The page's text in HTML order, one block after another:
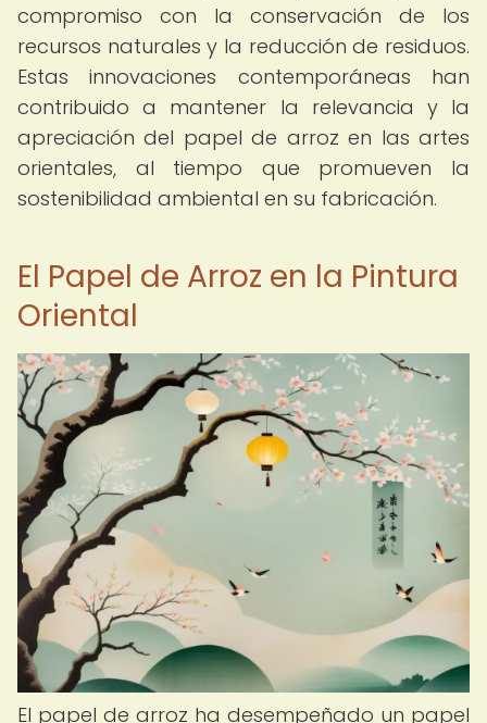
compromiso con la conservación de los
recursos naturales y la reducción de residuos.
Estas innovaciones contemporáneas han
contribuido a mantener la relevancia y la
apreciación del papel de arroz en las artes
orientales, al tiempo que promueven la
sostenibilidad ambiental en su fabricación.
El Papel de Arroz en la Pintura
Oriental
El papel de arroz ha desempeñado un papel